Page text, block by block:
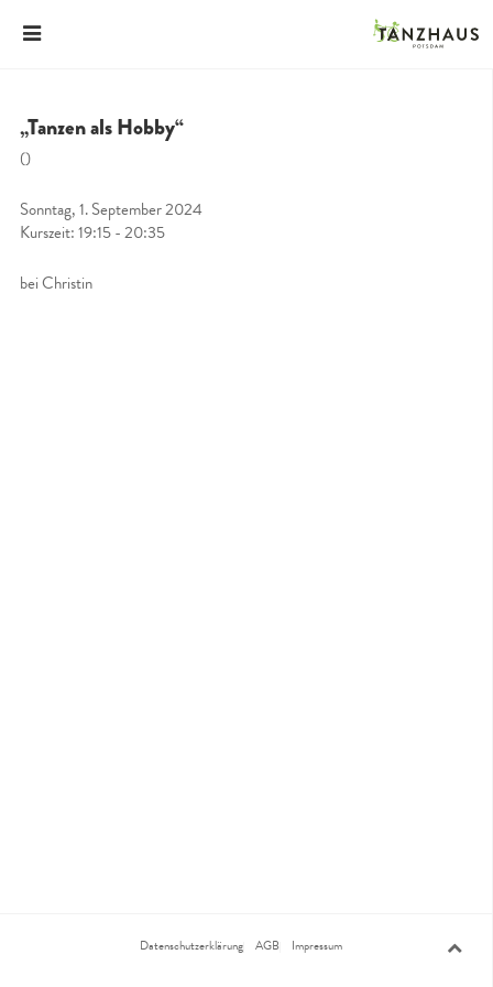
„Tanzen als Hobby“
()
Sonntag, 1. September 2024
Kurszeit: 19:15 - 20:35
bei Christin
Datenschutzerklärung AGB Impressum